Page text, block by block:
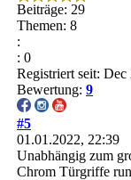
Beiträge: 29
Themen: 8
:
: 0
Registriert seit: Dec
Bewertung: 9
#5
01.01.2022, 22:39
Unabhängig zum
Chrom Türgriffe